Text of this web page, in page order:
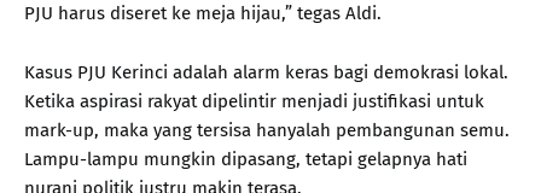
PJU harus diseret ke meja hijau,” tegas Aldi.
Kasus PJU Kerinci adalah alarm keras bagi demokrasi lokal.
Ketika aspirasi rakyat dipelintir menjadi justifikasi untuk
mark-up, maka yang tersisa hanyalah pembangunan semu.
Lampu-lampu mungkin dipasang, tetapi gelapnya hati
nurani politik justru makin terasa.